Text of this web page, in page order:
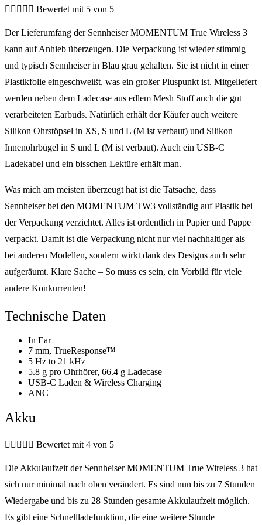
     Bewertet mit 5 von 5
Der Lieferumfang der Sennheiser MOMENTUM True Wireless 3
kann auf Anhieb überzeugen. Die Verpackung ist wieder stimmig
und typisch Sennheiser in Blau grau gehalten. Sie ist nicht in einer
Plastikfolie eingeschweißt, was ein großer Pluspunkt ist. Mitgeliefert
werden neben dem Ladecase aus edlem Mesh Stoff auch die gut
verarbeiteten Earbuds. Natürlich erhält der Käufer auch weitere
Silikon Ohrstöpsel in XS, S und L (M ist verbaut) und Silikon
Innenohrbügel in S und L (M ist verbaut). Auch ein USB-C
Ladekabel und ein bisschen Lektüre erhält man.
Was mich am meisten überzeugt hat ist die Tatsache, dass
Sennheiser bei den MOMENTUM TW3 vollständig auf Plastik bei
der Verpackung verzichtet. Alles ist ordentlich in Papier und Pappe
verpackt. Damit ist die Verpackung nicht nur viel nachhaltiger als
bei anderen Modellen, sondern wirkt dank des Designs auch sehr
aufgeräumt. Klare Sache – So muss es sein, ein Vorbild für viele
andere Konkurrenten!
Technische Daten
In Ear
7 mm, TrueResponse™
5 Hz to 21 kHz
5.8 g pro Ohrhörer, 66.4 g Ladecase
USB-C Laden & Wireless Charging
ANC
Akku
     Bewertet mit 4 von 5
Die Akkulaufzeit der Sennheiser MOMENTUM True Wireless 3 hat
sich nur minimal nach oben verändert. Es sind nun bis zu 7 Stunden
Wiedergabe und bis zu 28 Stunden gesamte Akkulaufzeit möglich.
Es gibt eine Schnellladefunktion, die eine weitere Stunde